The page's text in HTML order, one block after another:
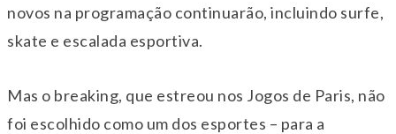
novos na programação continuarão, incluindo surfe,
skate e escalada esportiva.
Mas o breaking, que estreou nos Jogos de Paris, não
foi escolhido como um dos esportes – para a